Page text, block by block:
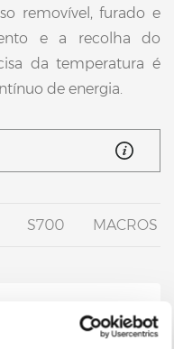
removível, furado e
e a recolha do
da temperatura é
de energia.
S700 MACROS